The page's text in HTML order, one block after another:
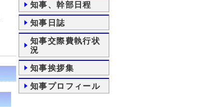
知事、幹部日程
知事日誌
知事交際費執行状
況
知事挨拶集
知事プロフィール